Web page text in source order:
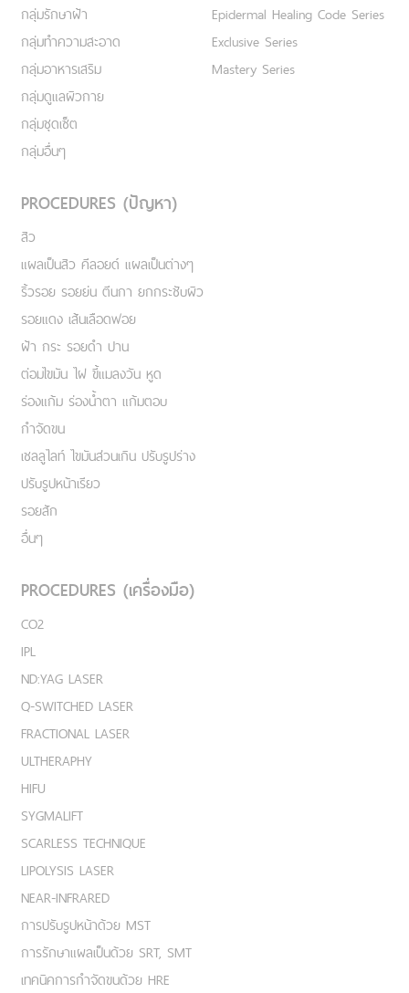
กลุ่มรักษาฝ้า
กลุ่มทำความสะอาด
กลุ่มอาหารเสริม
กลุ่มดูแลผิวกาย
กลุ่มชุดเซ็ต
กลุ่มอื่นๆ
Epidermal Healing Code Series
Exclusive Series
Mastery Series
PROCEDURES (ปัญหา)
สิว
แผลเป็นสิว คีลอยด์ แผลเป็นต่างๆ
ริ้วรอย รอยย่น ตีนกา ยกกระชับผิว
รอยแดง เส้นเลือดฟอย
ฝ้า กระ รอยดำ ปาน
ต่อมไขมัน ไฝ ขี้แมลงวัน หูด
ร่องแก้ม ร่องน้ำตา แก้มตอบ
กำจัดขน
เชลลูไลท์ ไขมันส่วนเกิน ปรับรูปร่าง
ปรับรูปหน้าเรียว
รอยสัก
อื่นๆ
PROCEDURES (เครื่องมือ)
CO2
IPL
ND:YAG LASER
Q-SWITCHED LASER
FRACTIONAL LASER
ULTHERAPHY
HIFU
SYGMALIFT
SCARLESS TECHNIQUE
LIPOLYSIS LASER
NEAR-INFRARED
การปรับรูปหน้าด้วย MST
การรักษาแผลเป็นด้วย SRT, SMT
เทคนิคการกำจัดขนด้วย HRE